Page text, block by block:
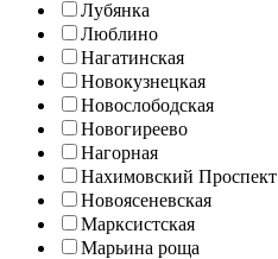
Лубянка
Люблино
Нагатинская
Новокузнецкая
Новослободская
Новогиреево
Нагорная
Нахимовский Проспект
Новоясеневская
Марксистская
Марьина роща